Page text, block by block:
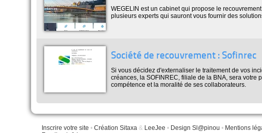
WEGELIN est un cabinet qui propose le
plusieurs experts qui sauront vous fournir des
Société de recouvrement : Sofinrec
Si vous décidez d'externaliser le traitement de vos
créances, la SOFINREC, filiale de la BNA, sera votre
compétence et la moralité de ses collaborateurs.
Inscrire votre site • Création Sitaxa & LeeJee • Design Sl@pinou • Mentions